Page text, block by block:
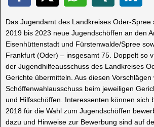
Das Jugendamt des Landkreises Oder-Spree
2019 bis 2023 neue Jugendschöffen an den
Eisenhüttenstadt und Fürstenwalde/Spree
Frankfurt (Oder) – insgesamt 75. Doppelt so
der Jugendhilfeausschuss des Landkreises
Gerichte übermitteln. Aus diesen Vorschlägen
Schöffenwahlausschuss beim jeweiligen
und Hilfsschöffen. Interessenten können sich
2018 für die Wahl zum Jugendschöffen
dazu und Hinweise zur Bewerbung sind auf